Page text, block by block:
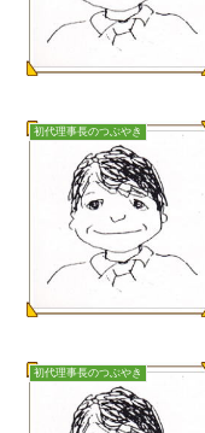
初代理事長のつぶやき
初代理事長のつぶやき